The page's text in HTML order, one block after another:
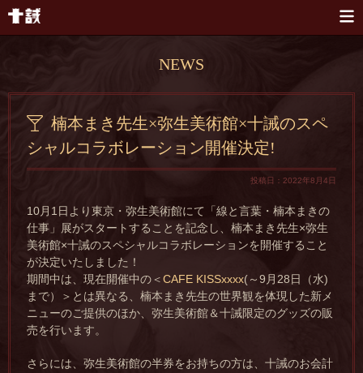
NEWS
楠本まき先生×弥生美術館×十誡のスペ
シャルコラボレーション開催決定!
投稿日：2022年8月4日
10月1日より東京・弥生美術館にて「線と言葉・楠本まきの
仕事」展がスタートすることを記念し、楠本まき先生×弥生
美術館×十誡のスペシャルコラボレーションを開催すること
が決定いたしました！
期間中は、現在開催中の＜CAFE KISSxxxx(～9月28日（水)
まで）＞とは異なる、楠本まき先生の世界観を体現した新メ
ニューのご提供のほか、弥生美術館＆十誡限定のグッズの販
売を行います。
さらには、弥生美術館の半券をお持ちの方は、十誡のお会計